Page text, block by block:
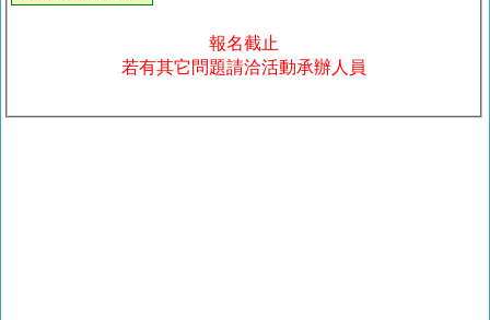
報名截止
若有其它問題請洽活動承辦人員